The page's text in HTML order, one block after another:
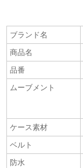
ブランド名
商品名
品番
ムーブメント
ケース素材
ベルト
防水